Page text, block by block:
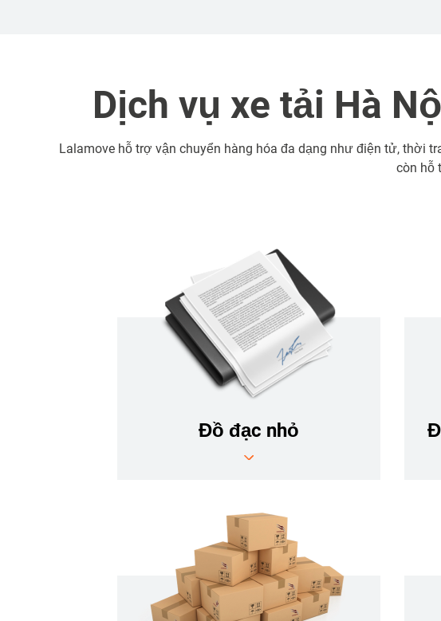
Dịch vụ xe tải chở hàng tuyến Hà Nội - Hải
Phòng, Quảng Ninh, Nam Định, Hải Dương
Ninh, Bắc Giang, Thái Nguyên
Dịch vụ xe tải Hà
Lalamove hỗ trợ vận chuyển hàng hóa đa dạng như điện tử, thời
còn hỗ
Đồ đạc nhỏ